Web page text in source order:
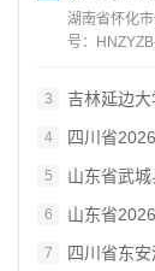
湖南省怀化
号：
3 吉林延边
4 四川省
5 山东省武
6 山东省
7 四川省东